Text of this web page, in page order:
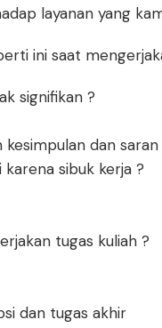
layanan yang
ini saat
signifikan ?
dan
sibuk kerja ?
tugas kuliah ?
dan tugas akhir